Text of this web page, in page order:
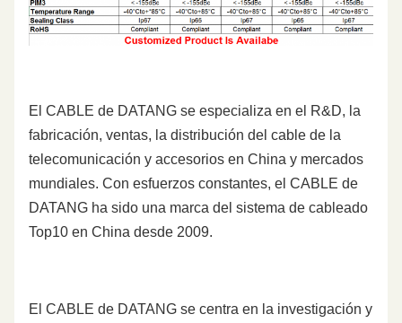
El CABLE de DATANG se especializa en el R&D, la
fabricación, ventas, la distribución del cable de la
telecomunicación y accesorios en China y mercados
mundiales. Con esfuerzos constantes, el CABLE de
DATANG ha sido una marca del sistema de cableado
Top10 en China desde 2009.
El CABLE de DATANG se centra en la investigación y